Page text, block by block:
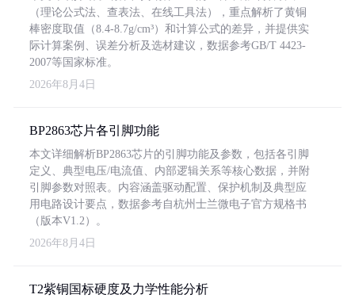
（理论公式法、查表法、在线工具法），重点解析了黄铜
棒密度取值（8.4-8.7g/cm³）和计算公式的差异，并提供实
际计算案例、误差分析及选材建议，数据参考GB/T 4423-
2007等国家标准。
2026年8月4日
BP2863芯片各引脚功能
本文详细解析BP2863芯片的引脚功能及参数，包括各引脚
定义、典型电压/电流值、内部逻辑关系等核心数据，并附
引脚参数对照表。内容涵盖驱动配置、保护机制及典型应
用电路设计要点，数据参考自杭州士兰微电子官方规格书
（版本V1.2）。
2026年8月4日
T2紫铜国标硬度及力学性能分析